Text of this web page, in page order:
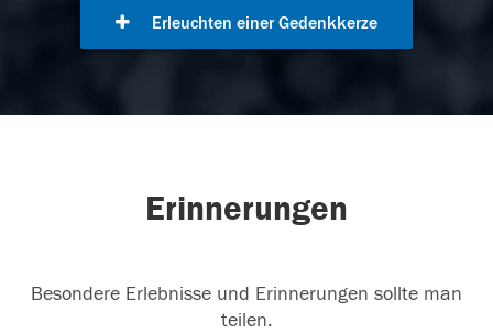
Erleuchten einer Gedenkkerze
Erinnerungen
Besondere Erlebnisse und Erinnerungen sollte man
teilen.